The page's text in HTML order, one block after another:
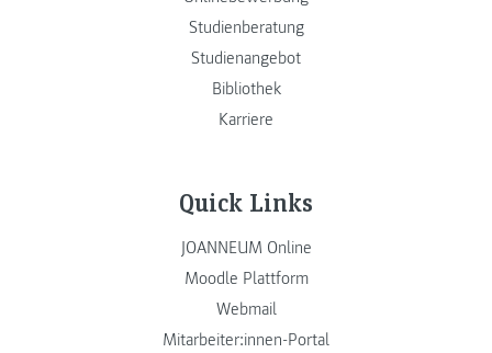
Studienberatung
Studienangebot
Bibliothek
Karriere
Quick Links
JOANNEUM Online
Moodle Plattform
Webmail
Mitarbeiter:innen-Portal